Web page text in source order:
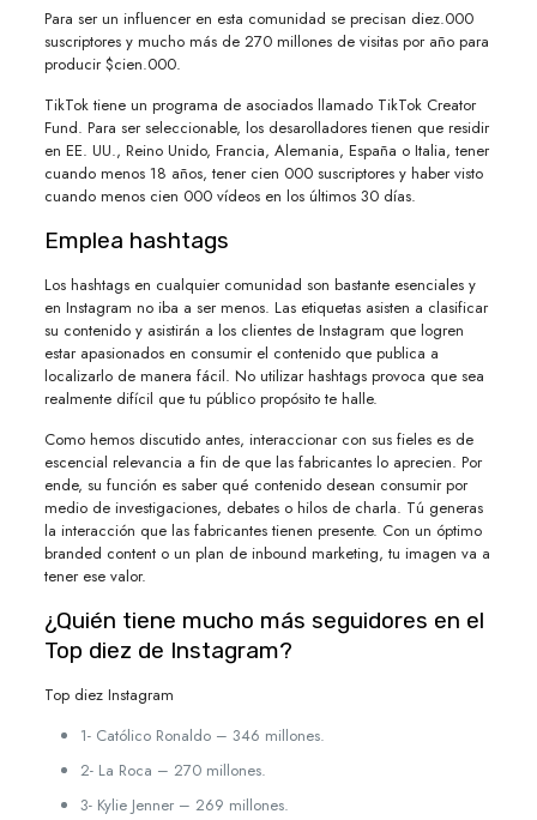
Para ser un influencer en esta comunidad se precisan diez.000
suscriptores y mucho más de 270 millones de visitas por año para
producir $cien.000.
TikTok tiene un programa de asociados llamado TikTok Creator
Fund. Para ser seleccionable, los desarolladores tienen que residir
en EE. UU., Reino Unido, Francia, Alemania, España o Italia, tener
cuando menos 18 años, tener cien 000 suscriptores y haber visto
cuando menos cien 000 vídeos en los últimos 30 días.
Emplea hashtags
Los hashtags en cualquier comunidad son bastante esenciales y
en Instagram no iba a ser menos. Las etiquetas asisten a clasificar
su contenido y asistirán a los clientes de Instagram que logren
estar apasionados ​​en consumir el contenido que publica a
localizarlo de manera fácil. No utilizar hashtags provoca que sea
realmente difícil que tu público propósito te halle.
Como hemos discutido antes, interaccionar con sus fieles es de
escencial relevancia a fin de que las fabricantes lo aprecien. Por
ende, su función es saber qué contenido desean consumir por
medio de investigaciones, debates o hilos de charla. Tú generas
la interacción que las fabricantes tienen presente. Con un óptimo
branded content o un plan de inbound marketing, tu imagen va a
tener ese valor.
¿Quién tiene mucho más seguidores en el
Top diez de Instagram?
Top diez Instagram
1- Católico Ronaldo – 346 millones.
2- La Roca – 270 millones.
3- Kylie Jenner – 269 millones.